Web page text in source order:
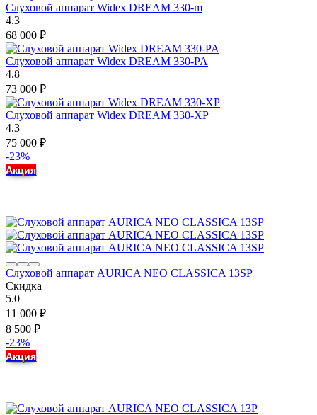
Слуховой аппарат Widex DREAM 330-m
4.3
68 000 ₽
Слуховой аппарат Widex DREAM 330-PA
4.8
73 000 ₽
Слуховой аппарат Widex DREAM 330-XP
4.3
75 000 ₽
-23%
Акция
Слуховой аппарат AURICA NEO CLASSICA 13SP
Скидка
5.0
11 000 ₽
8 500 ₽
-23%
Акция